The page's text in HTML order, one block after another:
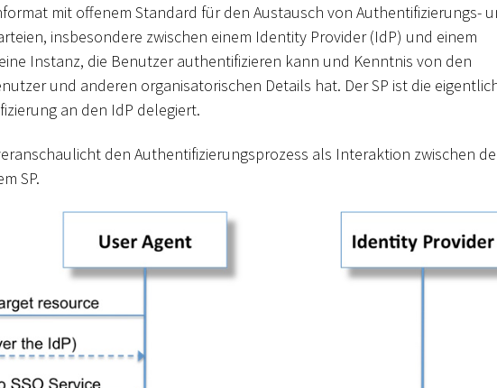
mit offenem Standard für den Austausch von Authentifizierungs-
insbesondere zwischen einem Identity Provider (IdP) und einem
Instanz, die Benutzer authentifizieren kann und Kenntnis von den
und anderen organisatorischen Details hat. Der SP ist die
an den IdP delegiert.
den Authentifizierungsprozess als Interaktion zwischen
SP.